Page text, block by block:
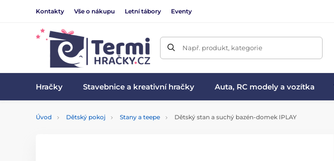
Kontakty Vše o nákupu Letní tábory Eventy
Např. produkt, kategorie
Hračky Stavebnice a kreativní hračky Auta, RC modely a vozítka
Úvod Dětský pokoj Stany a teepe Dětský stan a suchý bazén-domek IPLAY